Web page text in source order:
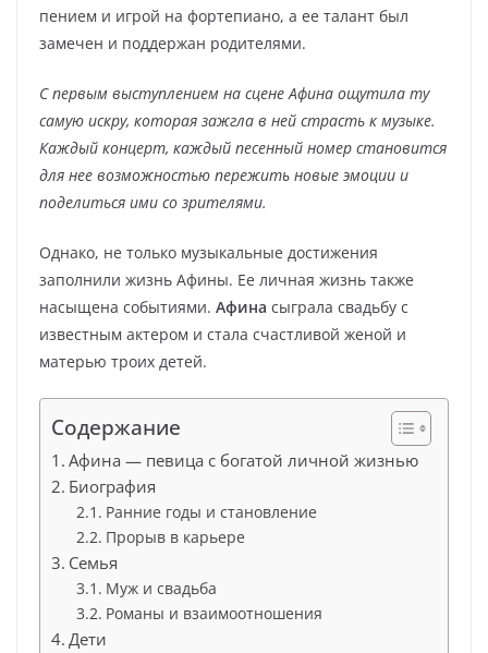
пением и игрой на фортепиано, а ее талант был
замечен и поддержан родителями.
С первым выступлением на сцене Афина ощутила ту
самую искру, которая зажгла в ней страсть к музыке.
Каждый концерт, каждый песенный номер становится
для нее возможностью пережить новые эмоции и
поделиться ими со зрителями.
Однако, не только музыкальные достижения
заполнили жизнь Афины. Ее личная жизнь также
насыщена событиями. Афина сыграла свадьбу с
известным актером и стала счастливой женой и
матерью троих детей.
Содержание
Афина — певица с богатой личной жизнью
Биография
Ранние годы и становление
Прорыв в карьере
Семья
Муж и свадьба
Романы и взаимоотношения
Дети